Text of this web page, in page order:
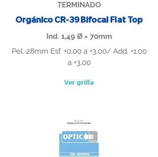
TERMINADO
Orgánico CR-39 Bifocal Flat Top
Ind. 1,49 Ø = 70mm
Pel. 28mm Esf. +0,00 a +3,00/ Add. +1,00
a +3,00
Ver grilla